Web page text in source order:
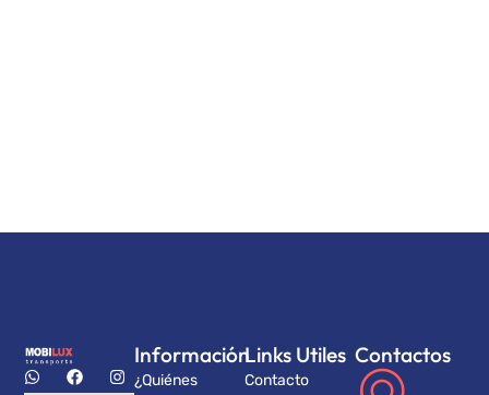
Información
¿Quiénes
Links Utiles
Contacto
Contactos